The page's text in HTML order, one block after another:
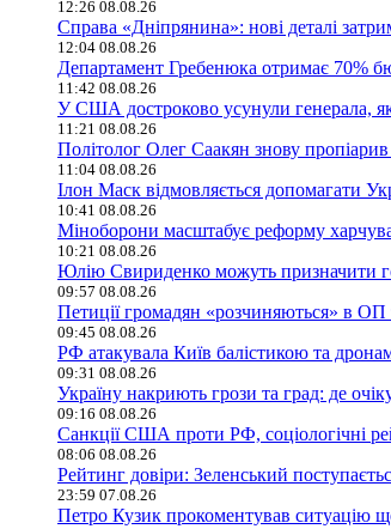
12:26 08.08.26
Справа «Дніпрянина»: нові деталі
12:04 08.08.26
Департамент Гребенюка отримає 70%
11:42 08.08.26
У США достроково усунули генерала,
11:21 08.08.26
Політолог Олег Саакян знову
11:04 08.08.26
Ілон Маск відмовляється допомагати
10:41 08.08.26
Міноборони масштабує реформу
10:21 08.08.26
Юлію Свириденко можуть призначити
09:57 08.08.26
Петиції громадян «розчиняються» в ОП
09:45 08.08.26
РФ атакувала Київ балістикою та
09:31 08.08.26
Україну накриють грози та град: де
09:16 08.08.26
Санкції США проти РФ, соціологічні
08:06 08.08.26
Рейтинг довіри: Зеленський
23:59 07.08.26
Петро Кузик прокоментував ситуацію